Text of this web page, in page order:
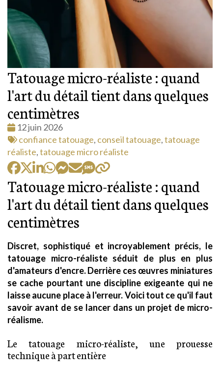
Tatouage micro-réaliste : quand
l'art du détail tient dans quelques
centimètres
Date
:
12 juin 2026
Tags
:
confiance tatouage, conseil tatouage,tatouage
réaliste,tatouage micro réaliste
Tatouage micro-réaliste : quand
l'art du détail tient dans quelques
centimètres
Discret, sophistiqué et incroyablement précis, le
tatouage micro-réaliste séduit de plus en plus
d'amateurs d'encre. Derrière ces œuvres miniatures
se cache pourtant une discipline exigeante qui ne
laisse aucune place à l'erreur. Voici tout ce qu'il faut
savoir avant de se lancer dans un projet de micro-
réalisme.
Le tatouage micro-réaliste, une prouesse
technique à part entière